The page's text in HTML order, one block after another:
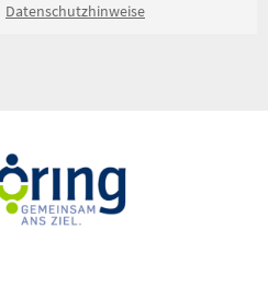
Datenschutzhinweise